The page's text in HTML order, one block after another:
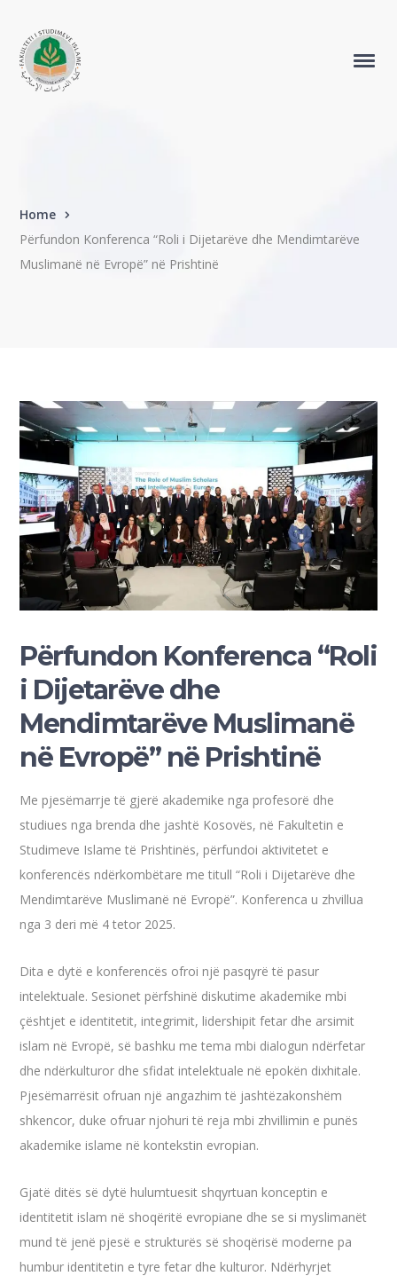
Home
Përfundon Konferenca “Roli i Dijetarëve dhe Mendimtarëve
Muslimanë në Evropë” në Prishtinë
Përfundon Konferenca “Roli
i Dijetarëve dhe
Mendimtarëve Muslimanë
në Evropë” në Prishtinë
Me pjesëmarrje të gjerë akademike nga profesorë dhe
studiues nga brenda dhe jashtë Kosovës, në Fakultetin e
Studimeve Islame të Prishtinës, përfundoi aktivitetet e
konferencës ndërkombëtare me titull “Roli i Dijetarëve dhe
Mendimtarëve Muslimanë në Evropë”. Konferenca u zhvillua
nga 3 deri më 4 tetor 2025.
Dita e dytë e konferencës ofroi një pasqyrë të pasur
intelektuale. Sesionet përfshinë diskutime akademike mbi
çështjet e identitetit, integrimit, lidershipit fetar dhe arsimit
islam në Evropë, së bashku me tema mbi dialogun ndërfetar
dhe ndërkulturor dhe sfidat intelektuale në epokën dixhitale.
Pjesëmarrësit ofruan një angazhim të jashtëzakonshëm
shkencor, duke ofruar njohuri të reja mbi zhvillimin e punës
akademike islame në kontekstin evropian.
Gjatë ditës së dytë hulumtuesit shqyrtuan konceptin e
identitetit islam në shoqëritë evropiane dhe se si myslimanët
mund të jenë pjesë e strukturës së shoqërisë moderne pa
humbur identitetin e tyre fetar dhe kulturor. Ndërhyrjet